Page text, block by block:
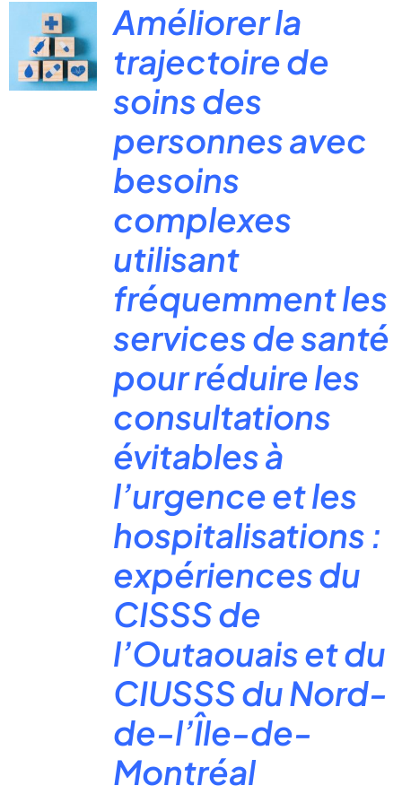
Améliorer la
trajectoire de
soins des
personnes avec
besoins
complexes
utilisant
fréquemment les
services de santé
pour réduire les
consultations
évitables à
l’urgence et les
hospitalisations :
expériences du
CISSS de
l’Outaouais et du
CIUSSS du Nord-
de-l’Île-de-
Montréal